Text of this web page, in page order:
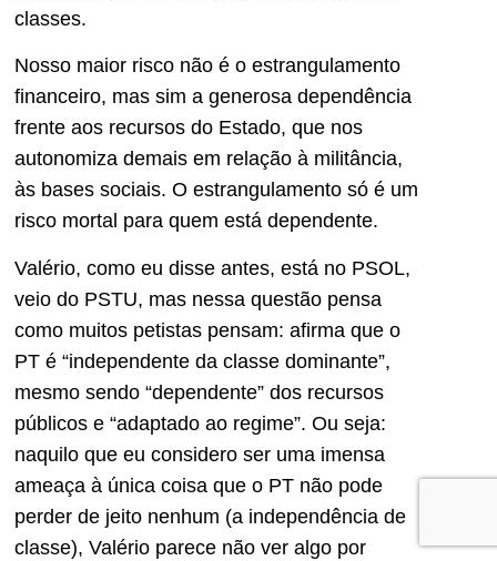
classes.
Nosso maior risco não é o estrangulamento
financeiro, mas sim a generosa dependência
frente aos recursos do Estado, que nos
autonomiza demais em relação à militância,
às bases sociais. O estrangulamento só é um
risco mortal para quem está dependente.
Valério, como eu disse antes, está no PSOL,
veio do PSTU, mas nessa questão pensa
como muitos petistas pensam: afirma que o
PT é “independente da classe dominante”,
mesmo sendo “dependente” dos recursos
públicos e “adaptado ao regime”. Ou seja:
naquilo que eu considero ser uma imensa
ameaça à única coisa que o PT não pode
perder de jeito nenhum (a independência de
classe), Valério parece não ver algo por